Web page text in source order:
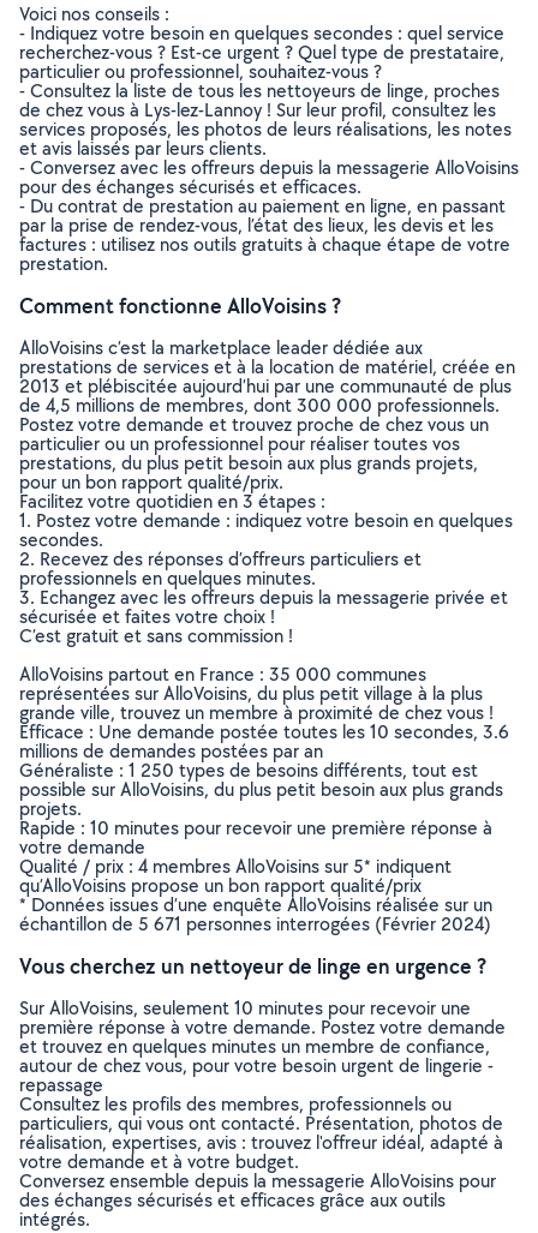
Voici nos conseils :
- Indiquez votre besoin en quelques secondes : quel service
recherchez-vous ? Est-ce urgent ? Quel type de prestataire,
particulier ou professionnel, souhaitez-vous ?
- Consultez la liste de tous les nettoyeurs de linge, proches
de chez vous à Lys-lez-Lannoy ! Sur leur profil, consultez les
services proposés, les photos de leurs réalisations, les notes
et avis laissés par leurs clients.
- Conversez avec les offreurs depuis la messagerie AlloVoisins
pour des échanges sécurisés et efficaces.
- Du contrat de prestation au paiement en ligne, en passant
par la prise de rendez-vous, l’état des lieux, les devis et les
factures : utilisez nos outils gratuits à chaque étape de votre
prestation.
Comment fonctionne AlloVoisins ?
AlloVoisins c’est la marketplace leader dédiée aux
prestations de services et à la location de matériel, créée en
2013 et plébiscitée aujourd’hui par une communauté de plus
de 4,5 millions de membres, dont 300 000 professionnels.
Postez votre demande et trouvez proche de chez vous un
particulier ou un professionnel pour réaliser toutes vos
prestations, du plus petit besoin aux plus grands projets,
pour un bon rapport qualité/prix.
Facilitez votre quotidien en 3 étapes :
1. Postez votre demande : indiquez votre besoin en quelques
secondes.
2. Recevez des réponses d’offreurs particuliers et
professionnels en quelques minutes.
3. Echangez avec les offreurs depuis la messagerie privée et
sécurisée et faites votre choix !
C’est gratuit et sans commission !
AlloVoisins partout en France : 35 000 communes
représentées sur AlloVoisins, du plus petit village à la plus
grande ville, trouvez un membre à proximité de chez vous !
Efficace : Une demande postée toutes les 10 secondes, 3.6
millions de demandes postées par an
Généraliste : 1 250 types de besoins différents, tout est
possible sur AlloVoisins, du plus petit besoin aux plus grands
projets.
Rapide : 10 minutes pour recevoir une première réponse à
votre demande
Qualité / prix : 4 membres AlloVoisins sur 5* indiquent
qu’AlloVoisins propose un bon rapport qualité/prix
* Données issues d’une enquête AlloVoisins réalisée sur un
échantillon de 5 671 personnes interrogées (Février 2024)
Vous cherchez un nettoyeur de linge en urgence ?
Sur AlloVoisins, seulement 10 minutes pour recevoir une
première réponse à votre demande. Postez votre demande
et trouvez en quelques minutes un membre de confiance,
autour de chez vous, pour votre besoin urgent de lingerie -
repassage
Consultez les profils des membres, professionnels ou
particuliers, qui vous ont contacté. Présentation, photos de
réalisation, expertises, avis : trouvez l'offreur idéal, adapté à
votre demande et à votre budget.
Conversez ensemble depuis la messagerie AlloVoisins pour
des échanges sécurisés et efficaces grâce aux outils
intégrés.